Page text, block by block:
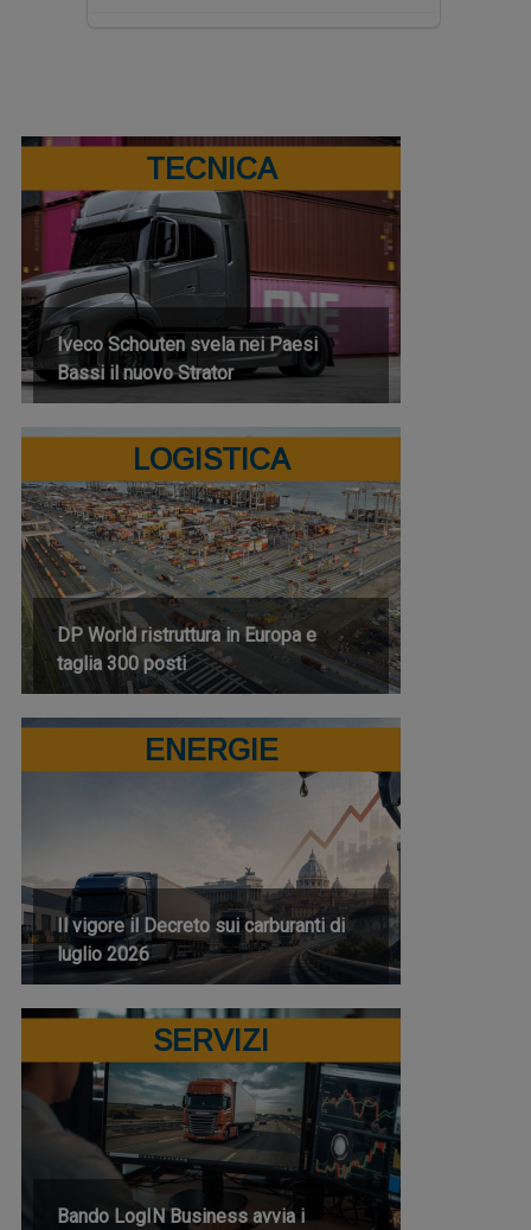
TECNICA
Iveco Schouten svela nei Paesi
Bassi il nuovo Strator
LOGISTICA
DP World ristruttura in Europa e
taglia 300 posti
ENERGIE
Il vigore il Decreto sui carburanti di
luglio 2026
SERVIZI
Bando LogIN Business avvia i